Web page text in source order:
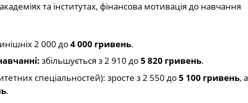
та інститутах, фінансова мотивація до навчання
2 000 до4 000 гривень.
збільшується з 2 910 до5 820 гривень.
спеціальностей): зросте з 2 550 до5 100 гривень, а
.